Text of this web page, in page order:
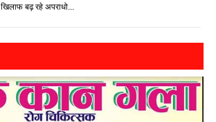
खिलाफ बढ़ रहे अपराधो...